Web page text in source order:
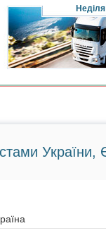
Неділя
України,